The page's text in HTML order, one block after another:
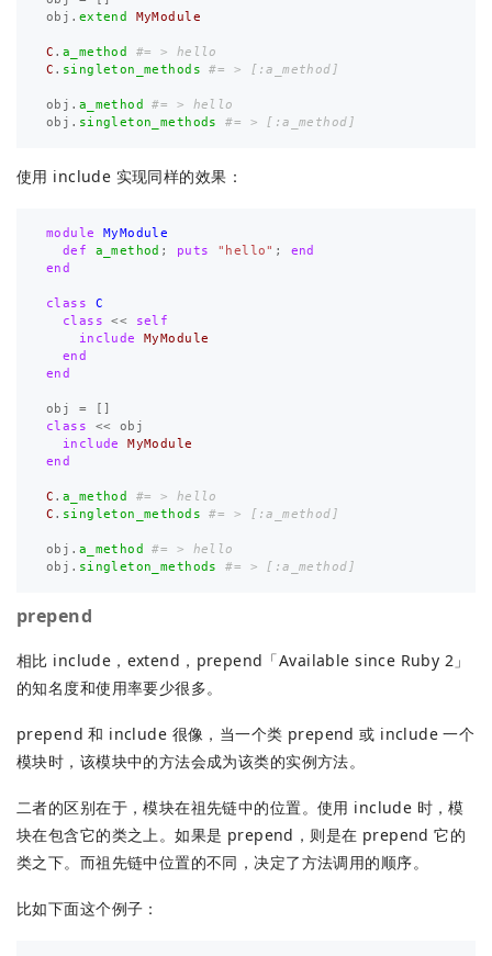
obj . extend MyModule
C . a_method
#= > hello
C . singleton_methods #= > [:a_method]
obj . a_method
#= > hello
obj . singleton_methods #= > [:a_method]
使用 include 实现同样的效果：
module
MyModule
def
a_method ; puts "hello" ;
end
end
class
C
class
<<
self
include
MyModule
end
end
obj =
[]
class
<<
obj
include
MyModule
end
C . a_method
#= > hello
C . singleton_methods #= > [:a_method]
obj . a_method
#= > hello
obj . singleton_methods #= > [:a_method]
prepend
相比 include，extend，prepend「Available since Ruby 2」
的知名度和使用率要少很多。
prepend 和 include 很像，当一个类 prepend 或 include 一个
模块时，该模块中的方法会成为该类的实例方法。
二者的区别在于，模块在祖先链中的位置。使用 include 时，模
块在包含它的类之上。如果是 prepend，则是在 prepend 它的
类之下。而祖先链中位置的不同，决定了方法调用的顺序。
比如下面这个例子：